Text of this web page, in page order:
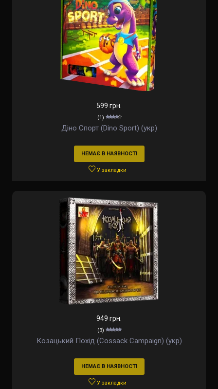
599 грн.
(1)
Діно Спорт (Dino Sport) (укр)
НЕМАЄ В НАЯВНОСТІ
У закладки
949 грн.
(3)
Козацький Похід (Cossack Campaign) (укр)
НЕМАЄ В НАЯВНОСТІ
У закладки